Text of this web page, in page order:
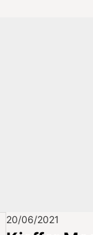
20/06/2021